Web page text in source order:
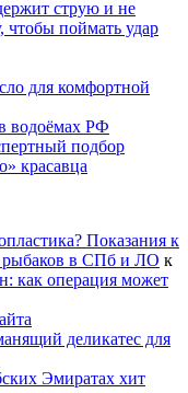
струю и не
чтобы поймать удар
для комфортной
водоёмах РФ
подбор
красавца
Показания к
рыбаков в СПб и ЛО к
как операция может
деликатес для
Эмиратах хит